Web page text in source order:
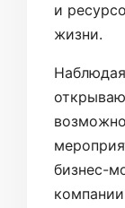
и
жизни.
бизнес-